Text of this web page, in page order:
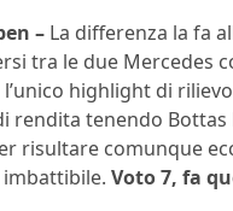
– La differenza la fa
tra le due Mercedes
highlight di
rendita tenendo
risultare comunque
Voto 7, fa